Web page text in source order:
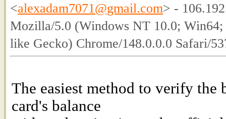
<alexadam7071@gmail.com> -
Mozilla/5.0 (Windows NT 10.0;
like Gecko) Chrome/148.0.0.0 Safari/
The easiest method to verify the
card's balance